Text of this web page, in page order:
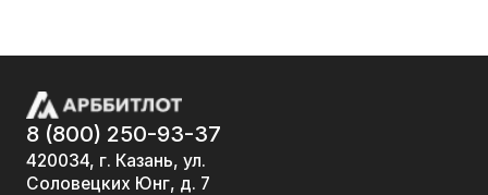
8 (800) 250-93-37
420034, г. Казань, ул.
Соловецких Юнг, д. 7